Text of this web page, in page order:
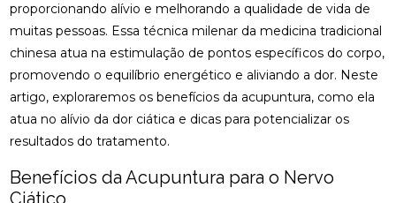
proporcionando alívio e melhorando a qualidade de vida de
muitas pessoas. Essa técnica milenar da medicina tradicional
chinesa atua na estimulação de pontos específicos do corpo,
promovendo o equilíbrio energético e aliviando a dor. Neste
artigo, exploraremos os benefícios da acupuntura, como ela
atua no alívio da dor ciática e dicas para potencializar os
resultados do tratamento.
Benefícios da Acupuntura para o Nervo
Ciático
CIÁTICO
ACUPUNTURA PARA ALIVIAR NERVO CIÁTICO
ACUPUNTURA PARA COLUNA: COMO ALIVIAR
DORES E PROMOVER A SAÚDE
ACUPUNTURA PARA ENXAQUECA ALIVIA A DOR E
ACUPUNTURA PARA ENXAQUECA: ALIVIE SUAS
onde fazer fisioterapia respiratória osteopatia RJ
osteopatia cervical osteopatia coluna
osteopatia hérnia de disco osteopatia nervo ciático
palmilha esporão palmilha fascite plantar
palmilha fascite plantar preço palmilha joanete
palmilha para pé chato preço